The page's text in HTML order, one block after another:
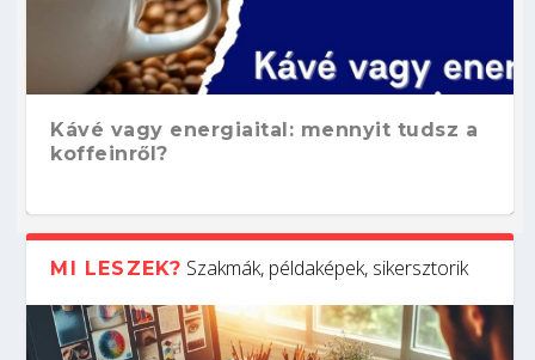
Kávé vagy energiaital: mennyit tudsz a
koffeinről?
MI LESZEK? Szakmák, példaképek, sikersztorik